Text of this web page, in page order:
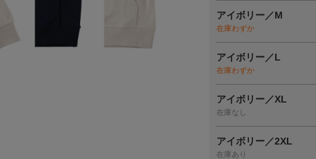
アイボリー／M
在庫わずか
アイボリー／L
在庫わずか
アイボリー／XL
在庫なし
アイボリー／2XL
在庫あり